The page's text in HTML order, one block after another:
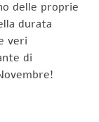
delle proprie
durata
veri
di